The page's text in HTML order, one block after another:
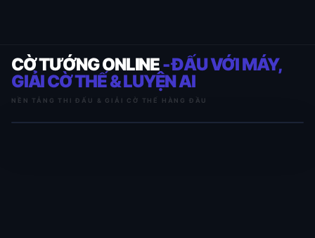
CỜ TƯỚNG ONLINE- ĐẤU VỚI MÁY,
GIẢI CỜ THẾ & LUYỆN AI
NỀN TẢNG THI ĐẤU & GIẢI CỜ THẾ HÀNG ĐẦU